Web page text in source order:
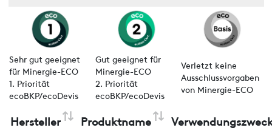
Sehr gut geeignet
für Minergie-ECO
1. Priorität
ecoBKP/ecoDevis
Gut geeignet für
Minergie-ECO
2. Priorität
ecoBKP/ecoDevis
Verletzt keine
Ausschlussvorgaben
von Minergie-ECO
Hersteller Produktname